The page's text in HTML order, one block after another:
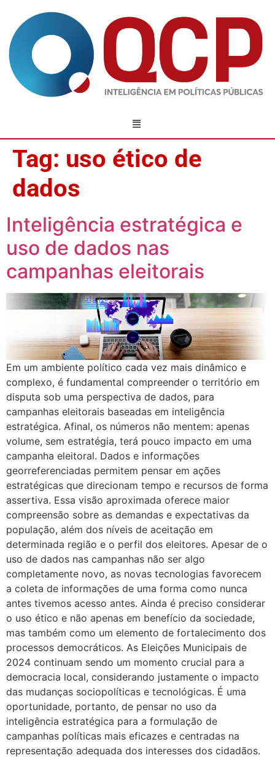
Tag: uso ético de
dados
Inteligência estratégica e
uso de dados nas
campanhas eleitorais
Em um ambiente político cada vez mais dinâmico e
complexo, é fundamental compreender o território em
disputa sob uma perspectiva de dados, para
campanhas eleitorais baseadas em inteligência
estratégica. Afinal, os números não mentem: apenas
volume, sem estratégia, terá pouco impacto em uma
campanha eleitoral. Dados e informações
georreferenciadas permitem pensar em ações
estratégicas que direcionam tempo e recursos de forma
assertiva. Essa visão aproximada oferece maior
compreensão sobre as demandas e expectativas da
população, além dos níveis de aceitação em
determinada região e o perfil dos eleitores. Apesar de o
uso de dados nas campanhas não ser algo
completamente novo, as novas tecnologias favorecem
a coleta de informações de uma forma como nunca
antes tivemos acesso antes. Ainda é preciso considerar
o uso ético e não apenas em benefício da sociedade,
mas também como um elemento de fortalecimento dos
processos democráticos. As Eleições Municipais de
2024 continuam sendo um momento crucial para a
democracia local, considerando justamente o impacto
das mudanças sociopolíticas e tecnológicas. É uma
oportunidade, portanto, de pensar no uso da
inteligência estratégica para a formulação de
campanhas políticas mais eficazes e centradas na
representação adequada dos interesses dos cidadãos.